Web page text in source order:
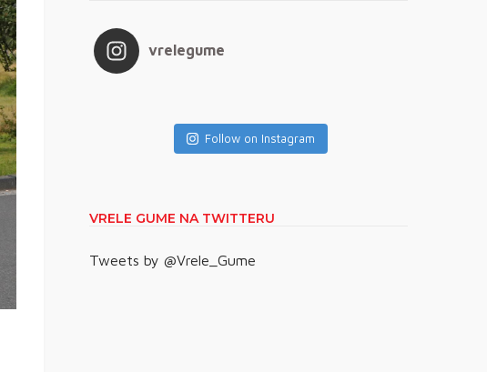
vrelegume
Follow on Instagram
VRELE GUME NA TWITTERU
Tweets by @Vrele_Gume